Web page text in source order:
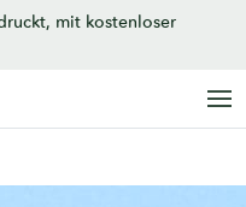
mit kostenloser